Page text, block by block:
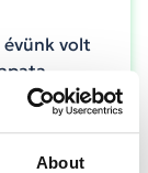
About
évünk volt